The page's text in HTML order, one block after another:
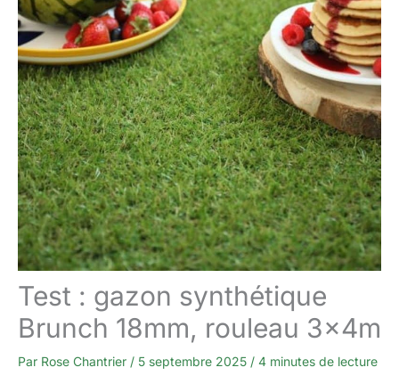
Test : gazon synthétique
Brunch 18mm, rouleau 3x4m
Par Rose Chantrier / 5 septembre 2025 / 4 minutes de lecture